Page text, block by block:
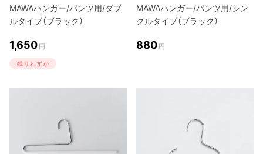
MAWAハンガー/パンツ用/ダブ
ルタイプ（ブラック）
1,650 円
残りわずか
MAWAハンガー/パンツ用/シン
グルタイプ（ブラック）
880 円